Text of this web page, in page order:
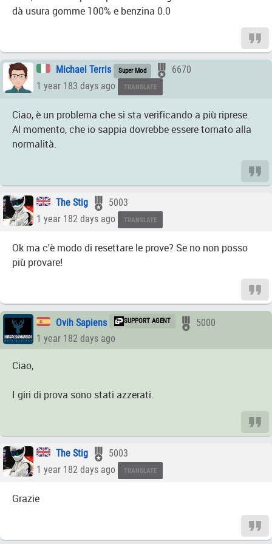
dà usura gomme 100% e benzina 0.0
Michael Terris Super Mod
6670
1 year 183 days ago
TRANSLATE
Ciao, è un problema che si sta verificando a più riprese.
Al momento, che io sappia dovrebbe essere tornato alla
normalità.
The Stig
5003
1 year 182 days ago
TRANSLATE
Ok ma c'è modo di resettare le prove? Se no non posso
più provare!
Ovih Sapiens SUPPORT AGENT
5000
1 year 182 days ago
Ciao,
I giri di prova sono stati azzerati.
The Stig
5003
1 year 182 days ago
TRANSLATE
Grazie